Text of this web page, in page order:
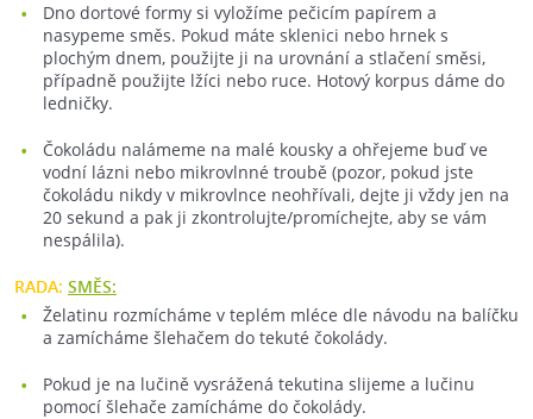
Dno dortové formy si vyložíme pečicím papírem a
nasypeme směs. Pokud máte sklenici nebo hrnek s
plochým dnem, použijte ji na urovnání a stlačení směsi,
případně použijte lžíci nebo ruce. Hotový korpus dáme do
ledničky.
Čokoládu nalámeme na malé kousky a ohřejeme buď ve
vodní lázni nebo mikrovlnné troubě (pozor, pokud jste
čokoládu nikdy v mikrovlnce neohřívali, dejte ji vždy jen na
20 sekund a pak ji zkontrolujte/promíchejte, aby se vám
nespálila).
RADA: SMĚS:
Želatinu rozmícháme v teplém mléce dle návodu na balíčku
a zamícháme šlehačem do tekuté čokolády.
Pokud je na lučině vysrážená tekutina slijeme a lučinu
pomocí šlehače zamícháme do čokolády.